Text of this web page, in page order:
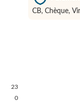
CB, Chèque,
23
0